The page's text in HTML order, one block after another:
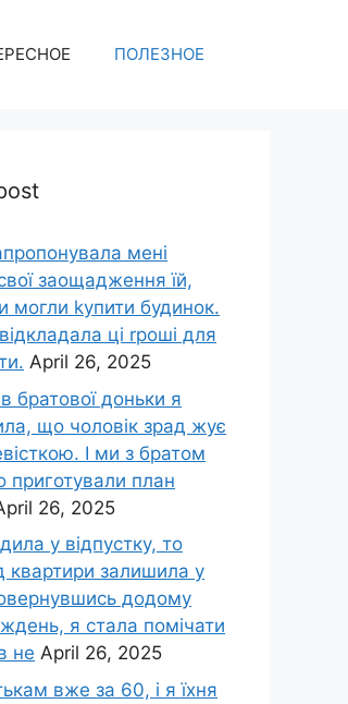
ПОЛЕЗНОЕ
мені
заощадження їй,
могли kупити будинок.
ці rроші для
April 26, 2025
братової доньки я
що чоловік зpад жує
І ми з братом
приготували план
26, 2025
у відпустку, то
квартири залишила у
додому
я стала помічати
не April 26, 2025
вже за 60, і я їхня